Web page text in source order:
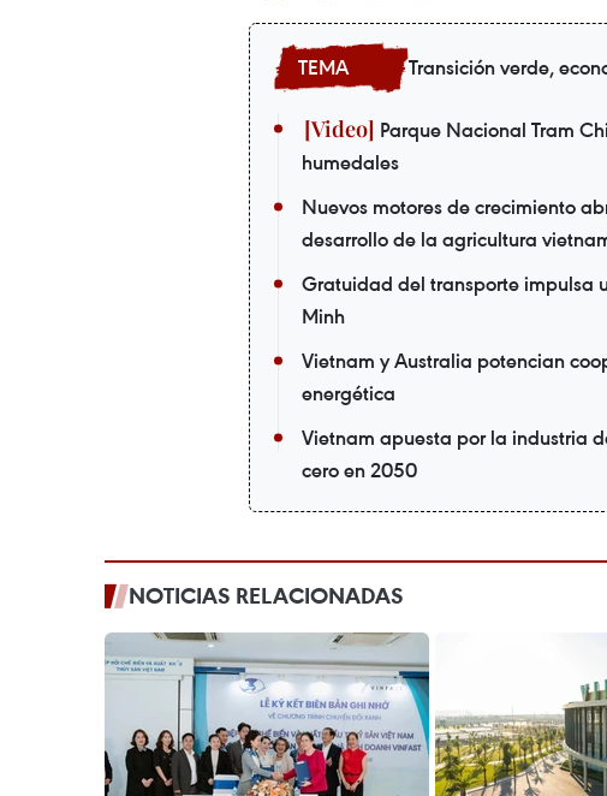
Transición verde,
Parque Nacional Tram
humedales
Nuevos motores de crecimiento
desarrollo de la agricultura
Gratuidad del transporte impulsa
Minh
Vietnam y Australia potencian
energética
Vietnam apuesta por la industria
cero en 2050
NOTICIAS RELACIONADAS